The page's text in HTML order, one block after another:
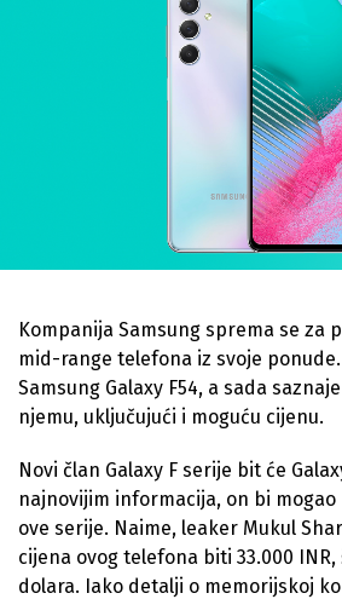
Kompanija Samsung sprema se za
mid-range telefona iz svoje
Samsung Galaxy F54, a sada
njemu, uključujući i moguću cijenu.
Novi član Galaxy F serije bit će
najnovijim informacija, on bi
ove serije. Naime, leaker Mukul
cijena ovog telefona biti 33.000 INR,
dolara. Iako detalji o memorijskoj